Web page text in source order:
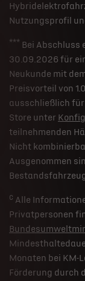
Nutzungsprofil
*** Bei Abschluss
30.09.2026 für
Neukunde mit
Preisvorteil von
ausschließlich für
Store unter
teilnehmenden
Nicht
Ausgenommen
c Alle
Privatpersonen
Monaten bei
Förderung durch